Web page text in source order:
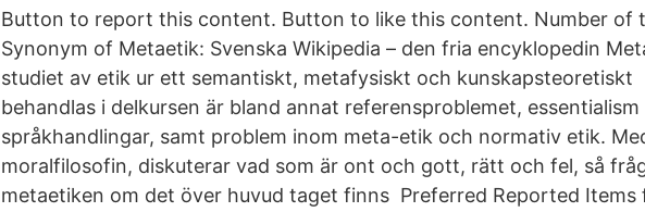
Button to report this content. Button to like this content. Number of
Synonym of Metaetik: Svenska Wikipedia – den fria encyklopedin
studiet av etik ur ett semantiskt, metafysiskt och kunskapsteoretiskt
behandlas i delkursen är bland annat referensproblemet,
språkhandlingar, samt problem inom meta-etik och normativ etik.
moralfilosofin, diskuterar vad som är ont och gott, rätt och fel, så
metaetiken om det över huvud taget finns Preferred Reported Items